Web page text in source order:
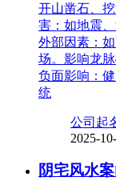
开山凿石、
害：如地震
外部因素：
场。影响龙
负面影响：
统
公司起
2025-
阴宅风水